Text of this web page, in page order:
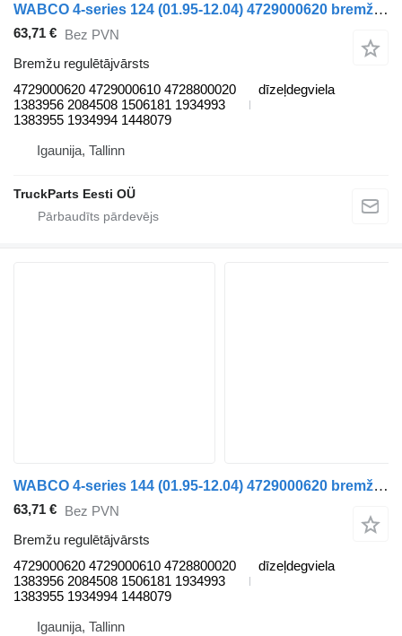
WABCO 4-series 124 (01.95-12.04) 4729000620 bremžu regulētājvārsts paredzēts Scania 4-series (1995-2006) vilcēja
63,71 € Bez PVN
Bremžu regulētājvārsts
4729000620 4729000610 4728800020
1383956 2084508 1506181 1934993
1383955 1934994 1448079
dīzeļdegviela
Igaunija, Tallinn
TruckParts Eesti OÜ
WABCO 4-series 144 (01.95-12.04) 4729000620 bremžu regulētājvārsts paredzēts Scania 4-series (1995-2006) vilcēja
63,71 € Bez PVN
Bremžu regulētājvārsts
4729000620 4729000610 4728800020
1383956 2084508 1506181 1934993
1383955 1934994 1448079
dīzeļdegviela
Igaunija, Tallinn